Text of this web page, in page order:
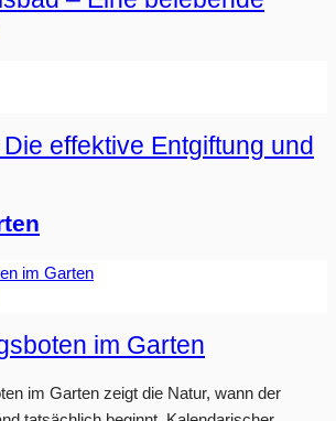
effektive Entgiftung und
im Garten
im Garten zeigt die Natur, wann der